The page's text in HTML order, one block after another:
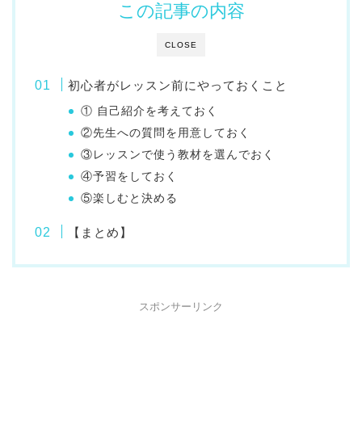
CLOSE
この記事の内容
初心者がレッスン前にやっておくこと
① 自己紹介を考えておく
②先生への質問を用意しておく
③レッスンで使う教材を選んでおく
④予習をしておく
⑤楽しむと決める
【まとめ】
スポンサーリンク